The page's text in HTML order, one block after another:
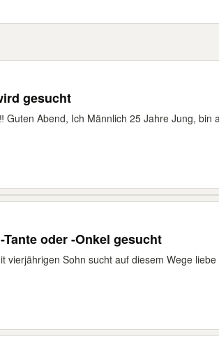
gesucht
Guten Abend, Ich Männlich 25 Jahre Jung, bin
Tante oder -Onkel gesucht
vierjährigen Sohn sucht auf diesem Wege